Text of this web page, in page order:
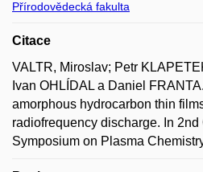
Přírodovědecká fakulta
Citace
VALTR, Miroslav; Petr
Ivan OHLÍDAL a Daniel
amorphous hydrocarbon thin
radiofrequency discharge. In
Symposium on Plasma